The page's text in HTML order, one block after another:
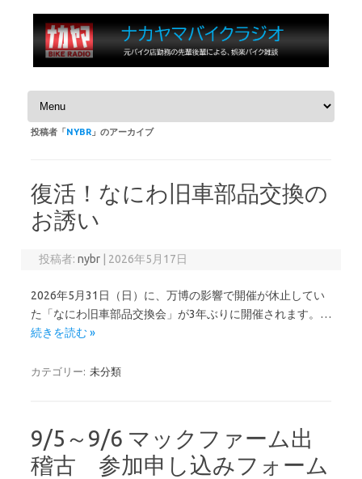
コンテンツへスキップ
投稿者「 NYBR 」のアーカイブ
復活！なにわ旧車部品交換の
お誘い
投稿者:nybr 2026年5月17日
2026年5月31日（日）に、万博の影響で開催が休止してい
た「なにわ旧車部品交換会」が3年ぶりに開催されます。…
続きを読む »
カテゴリー: 未分類
9/5～9/6 マックファーム出
稽古 参加申し込みフォーム